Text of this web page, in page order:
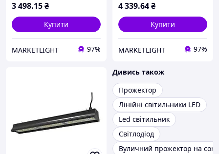
3 498.15₴
Купити
MARKETLIGHT 97%
4 339.64₴
Купити
MARKETLIGHT 97%
Дивись також
Прожектор
Лінійні світильники LED
Led світильник
Світлодіод
Вуличний прожектор на